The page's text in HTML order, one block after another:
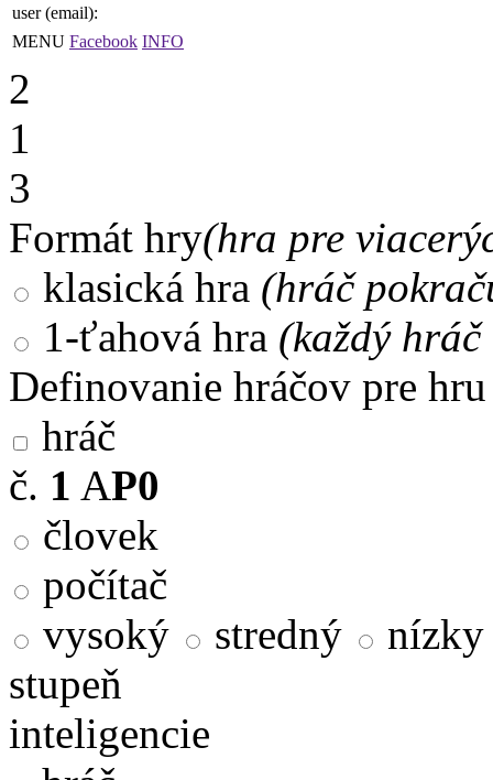
user (email):
MENU Facebook INFO
2
1
3
Formát hry(hra pre
klasická hra (hráč
1-ťahová hra (každý
Definovanie hráčov pre hru
hráč
č. 1 AP0
človek
počítač
vysoký
stredný
nízky
stupeň
inteligencie